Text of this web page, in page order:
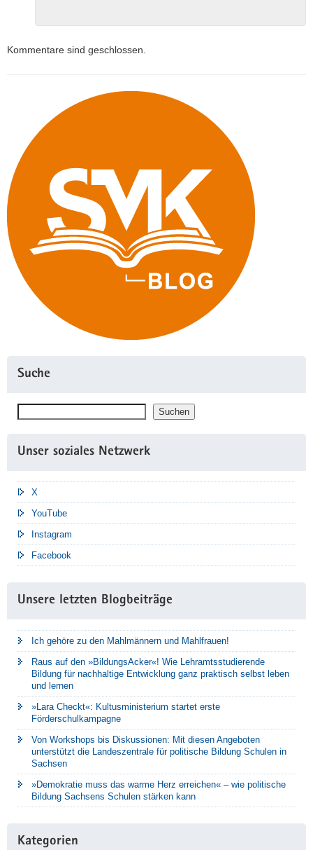
Kommentare sind geschlossen.
Suche
Suchen
Unser soziales Netzwerk
X
YouTube
Instagram
Facebook
Unsere letzten Blogbeiträge
Ich gehöre zu den Mahlmännern und Mahlfrauen!
Raus auf den »BildungsAcker«! Wie Lehramtsstudierende
Bildung für nachhaltige Entwicklung ganz praktisch selbst leben
und lernen
»Lara Checkt«: Kultusministerium startet erste
Förderschulkampagne
Von Workshops bis Diskussionen: Mit diesen Angeboten
unterstützt die Landeszentrale für politische Bildung Schulen in
Sachsen
»Demokratie muss das warme Herz erreichen« – wie politische
Bildung Sachsens Schulen stärken kann
Kategorien